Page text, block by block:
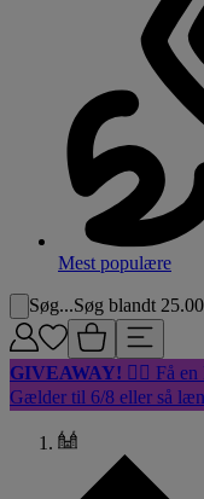
Mest populære
Søg...Søg blandt
GIVEAWAY! 🏳️‍🌈 Få
Gælder til 6/8 eller så